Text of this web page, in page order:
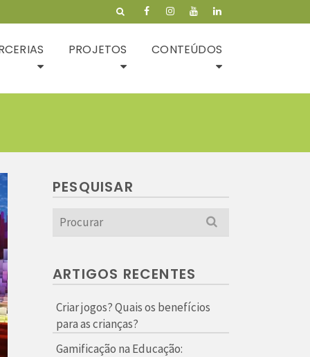
PROJETOS CONTEÚDOS
PESQUISAR
Search
for:
ARTIGOS RECENTES
Criar jogos? Quais os benefícios
para as crianças?
Gamificação na Educação: